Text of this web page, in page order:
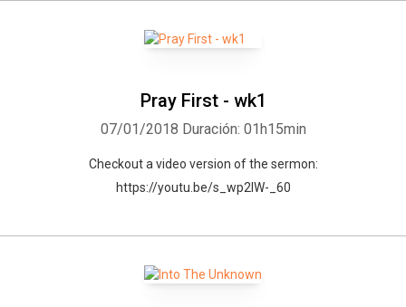
Pray First - wk1
07/01/2018 Duración: 01h15min
Checkout a video version of the sermon:
https://youtu.be/s_wp2lW-_60